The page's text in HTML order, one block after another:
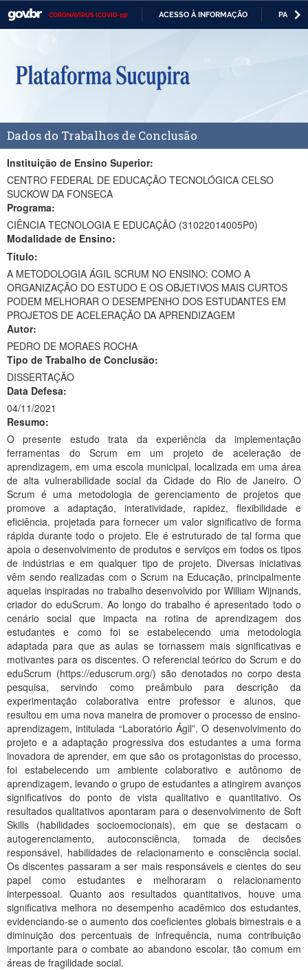
CORONAVÍRUS (COVID-19) ACESSO À INFORMAÇÃO
Casa Civil
Ministério da Defesa
Ministério da Economia
Ministério da Infraestrutura
Ministério da Agricultura, Pecuária e Abastecimento
Ministério da Educação
Ministério da Cidadania
Ministério da Saúde
Ministério de Minas e Energia
Ministério da Ciência, Tecnologia, Inovações e Comunicações
Ministério do Meio Ambiente
Ministério do Turismo
Ministério do Desenvolvimento Regional
Controladoria-Geral da União
Ministério da Mulher, da Família e dos Direitos Humanos
Secretaria-Geral
Secretaria de Governo
Gabinete de Segurança Institucional
Advocacia-Geral da União
Banco Central do Brasil
Planalto
Dados do Trabalhos de Conclusão
Instituição de Ensino Superior:
CENTRO FEDERAL DE EDUCAÇÃO TECNOLÓGICA CELSO
SUCKOW DA FONSECA
Programa:
CIÊNCIA TECNOLOGIA E EDUCAÇÃO (31022014005P0)
Modalidade de Ensino:
Título:
A METODOLOGIA ÁGIL SCRUM NO ENSINO: COMO A
ORGANIZAÇÃO DO ESTUDO E OS OBJETIVOS MAIS CURTOS
PODEM MELHORAR O DESEMPENHO DOS ESTUDANTES EM
PROJETOS DE ACELERAÇÃO DA APRENDIZAGEM
Autor:
PEDRO DE MORAES ROCHA
Tipo de Trabalho de Conclusão:
DISSERTAÇÃO
Data Defesa:
04/11/2021
Resumo:
O presente estudo trata da experiência da implementação
ferramentas do Scrum em um projeto de aceleração de
aprendizagem, em uma escola municipal, localizada em uma área
de alta vulnerabilidade social da Cidade do Rio de Janeiro. O
Scrum é uma metodologia de gerenciamento de projetos que
promove a adaptação, interatividade, rapidez, flexibilidade e
eficiência, projetada para fornecer um valor significativo de forma
rápida durante todo o projeto. Ele é estruturado de tal forma que
apoia o desenvolvimento de produtos e serviços em todos os tipos
de indústrias e em qualquer tipo de projeto. Diversas iniciativas
vêm sendo realizadas com o Scrum na Educação, principalmente
aquelas inspiradas no trabalho desenvolvido por William Wijnands,
criador do eduScrum. Ao longo do trabalho é apresentado todo o
cenário social que impacta na rotina de aprendizagem dos
estudantes e como foi se estabelecendo uma metodologia
adaptada para que as aulas se tornassem mais significativas e
motivantes para os discentes. O referencial teórico do Scrum e do
eduScrum (https://eduscrum.org/) são denotados no corpo desta
pesquisa, servindo como preâmbulo para descrição da
experimentação colaborativa entre professor e alunos, que
resultou em uma nova maneira de promover o processo de ensino-
aprendizagem, intitulada “Laboratório Ágil”. O desenvolvimento do
projeto e a adaptação progressiva dos estudantes a uma forma
inovadora de aprender, em que são os protagonistas do processo,
foi estabelecendo um ambiente colaborativo e autônomo de
aprendizagem, levando o grupo de estudantes a atingirem avanços
significativos do ponto de vista qualitativo e quantitativo. Os
resultados qualitativos apontaram para o desenvolvimento de Soft
Skills (habilidades socioemocionais), em que se destacam o
autogerenciamento, autoconsciência, tomada de decisões
responsável, habilidades de relacionamento e consciência social.
Os discentes passaram a ser mais responsáveis e cientes do seu
papel como estudantes e melhoraram o relacionamento
interpessoal. Quanto aos resultados quantitativos, houve uma
significativa melhora no desempenho acadêmico dos estudantes,
evidenciando-se o aumento dos coeficientes globais bimestrais e a
diminuição dos percentuais de infrequência, numa contribuição
importante para o combate ao abandono escolar, tão comum em
áreas de fragilidade social.